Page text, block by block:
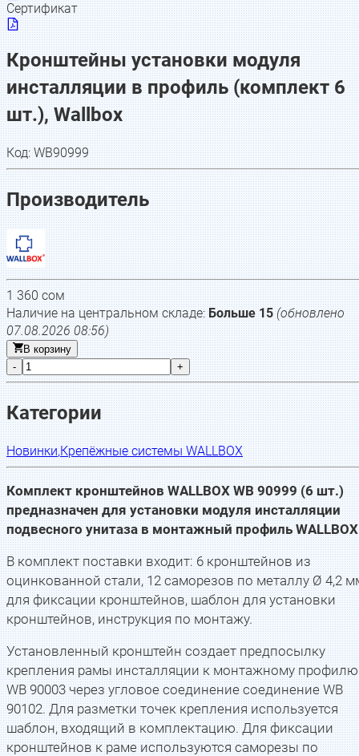
Сертификат
Кронштейны установки модуля
инсталляции в профиль (комплект 6
шт.), Wallbox
Код:WB90999
Производитель
1 360сом
Наличие на центральном складе: Больше 15 (обновлено
07.08.2026 08:56)
В корзину
-
+
Категории
Новинки,Крепёжные системы WALLBOX
Комплект кронштейнов WALLBOX WB 90999 (6 шт.)
предназначен для установки модуля инсталляции
подвесного унитаза в монтажный профиль
В комплект поставки входит: 6 кронштейнов из
оцинкованной стали, 12 саморезов по металлу Ø 4,2
для фиксации кронштейнов, шаблон для установки
кронштейнов, инструкция по монтажу.
Установленный кронштейн создает предпосылку
крепления рамы инсталляции к монтажному профилю
WB 90003 через угловое соединение соединение WB
90102. Для разметки точек крепления используется
шаблон, входящий в комплектацию. Для фиксации
кронштейнов к раме используются саморезы по